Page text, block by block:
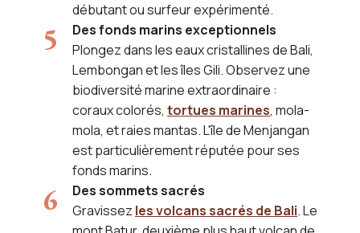
débutant ou surfeur expérimenté.
Des fonds marins exceptionnels
Plongez dans les eaux cristallines de Bali,
Lembongan et les îles Gili. Observez une
biodiversité marine extraordinaire :
coraux colorés, tortues marines, mola-
mola, et raies mantas. L'île de Menjangan
est particulièrement réputée pour ses
fonds marins.
Des sommets sacrés
Gravissez les volcans sacrés de Bali. Le